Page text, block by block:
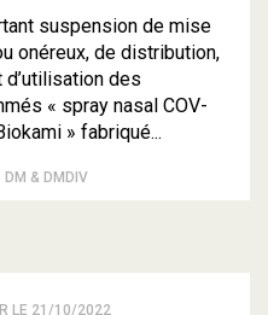
suspension de mise
onéreux, de distribution,
des
« spray nasal COV-
» fabriqué...
DM & DMDIV
LE 21/10/2022